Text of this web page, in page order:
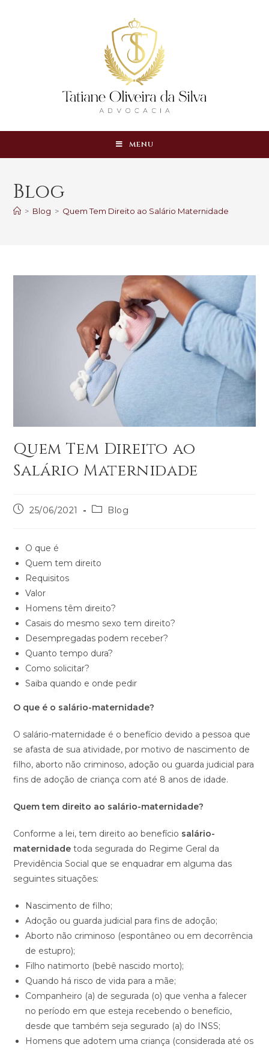
MENU
Blog
> Blog > Quem Tem Direito ao Salário Maternidade
Quem Tem Direito ao
Salário Maternidade
25/06/2021 Blog
O que é
Quem tem direito
Requisitos
Valor
Homens têm direito?
Casais do mesmo sexo tem direito?
Desempregadas podem receber?
Quanto tempo dura?
Como solicitar?
Saiba quando e onde pedir
O que é o salário-maternidade?
O salário-maternidade é o benefício devido a pessoa que
se afasta de sua atividade, por motivo de nascimento de
filho, aborto não criminoso, adoção ou guarda judicial para
fins de adoção de criança com até 8 anos de idade.
Quem tem direito ao salário-maternidade?
Conforme a lei, tem direito ao benefício salário-
maternidadetoda segurada do Regime Geral da
Previdência Social que se enquadrar em alguma das
seguintes situações:
Nascimento de filho;
Adoção ou guarda judicial para fins de adoção;
Aborto não criminoso (espontâneo ou em decorrência
de estupro);
Filho natimorto (bebê nascido morto);
Quando há risco de vida para a mãe;
Companheiro (a) de segurada (o) que venha a falecer
no período em que esteja recebendo o benefício,
desde que também seja segurado (a) do INSS;
Homens que adotem uma criança (considerada até os